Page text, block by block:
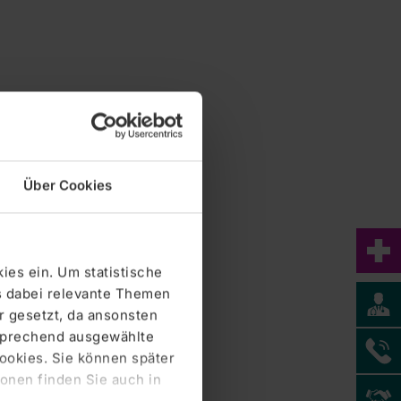
Über Cookies
ein. Um statistische
relevante Themen
gesetzt, da ansonsten
ausgewählte
Sie können später
finden Sie auch inZentralklinik Bad Berka GmbH